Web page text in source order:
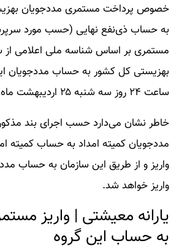
خصوص پرداخت مستمری مددجویان
به حساب ذی‌نفع نهایی (حسب مورد
مستمری بر اساس شناسه ملی اعلامی از
بهزیستی کل کشور به حساب مددجویان
ساعت ۲۴ روز سه شنبه ۲۵ اردیبهشت ماه قابل برداشت است.
خاطر نشان می‌دارد حسب اجرای بند
مددجویان کمیته امداد به حساب کمیته
واریز و از طریق این سازمان به حساب
واریز خواهد شد.
یارانه معیشتی | واریز
به حساب این گروه